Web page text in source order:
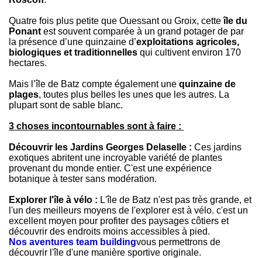
Quatre fois plus petite que Ouessant ou Groix, cetteîle du
Ponant est souvent comparée à un grand potager de par
la présence d’une quinzaine d’exploitations agricoles,
biologiques et traditionnelles qui cultivent environ 170
hectares.
Mais l’île de Batz compte également une quinzaine de
plages, toutes plus belles les unes que les autres. La
plupart sont de sable blanc.
3 choses incontournables sont à faire :
Découvrir les Jardins Georges Delaselle : Ces jardins
exotiques abritent une incroyable variété de plantes
provenant du monde entier. C'est une expérience
botanique à tester sans modération.
Explorer l'île à vélo : L'île de Batz n'est pas très grande, et
l'un des meilleurs moyens de l'explorer est à vélo. c'est un
excellent moyen pour profiter des paysages côtiers et
découvrir des endroits moins accessibles à pied.
Nos aventures team buildingvous permettrons de
découvrir l'île d'une manière sportive originale.